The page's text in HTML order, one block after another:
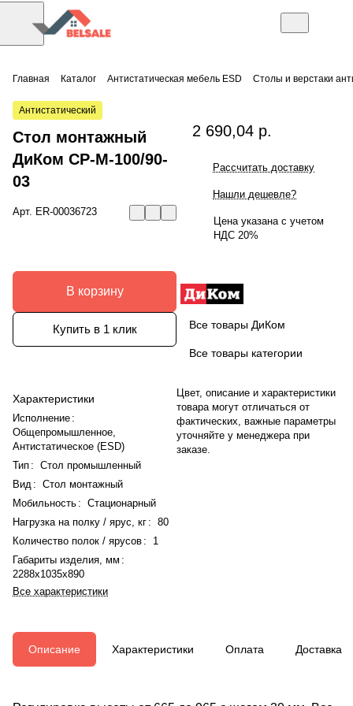
Главная Каталог Антистатическая мебель ESD Столы и верстаки
Антистатический
Стол монтажный
ДиКом СР-М-100/90-
03
Арт. ER-00036723
В корзину
Купить в 1 клик
Характеристики
Исполнение :
Общепромышленное,
Антистатическое (ESD)
Тип : Стол промышленный
Вид : Стол монтажный
Мобильность : Стационарный
Нагрузка на полку / ярус, кг : 80
Количество полок / ярусов :
1
Габариты изделия, мм :
2288x1035x890
Все характеристики
2 690,04 р.
Рассчитать доставку
Нашли дешевле?
Цена указана с учетом
НДС 20%
Все товары ДиКом
Все товары категории
Цвет, описание и характеристики
товара могут отличаться от
фактических, важные параметры
уточняйте у менеджера при
заказе.
Описание Характеристики Оплата Доставка